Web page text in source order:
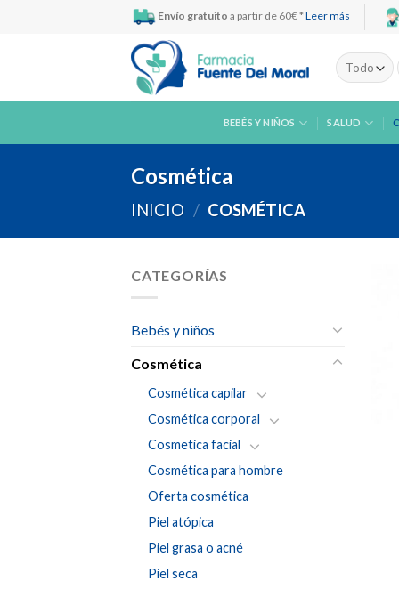
Envío gratuito a partir de 60€ * Leer más
BEBÉS Y NIÑOS SALUD
Cosmética
INICIO / COSMÉTICA
CATEGORÍAS
Bebés y niños
Cosmética
Cosmética capilar
Cosmética corporal
Cosmetica facial
Cosmética para hombre
Oferta cosmética
Piel atópica
Piel grasa o acné
Piel seca